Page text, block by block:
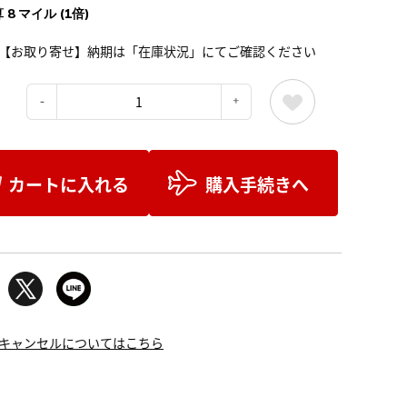
8 マイル (1倍)
お取り寄せ】納期は「在庫状況」にてご確認ください
カートに入れる 購入手続きへ
ャンセルについてはこちら